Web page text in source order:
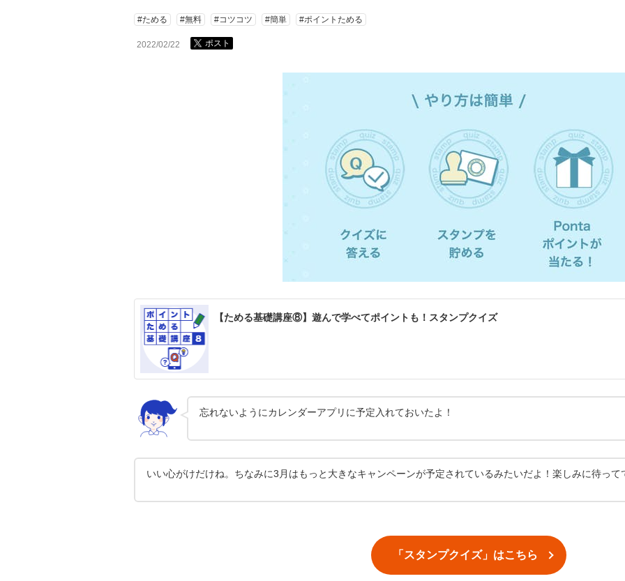
#ためる #無料 #コツコツ #簡単 #ポイントためる
2022/02/22 ポスト
【ためる基礎講座⑧】遊んで学べてポイントも！スタンプクイズ
忘れないようにカレンダーアプリに予定入れておいたよ！
いい心がけだけね。ちなみに3月はもっと大きなキャンペーンが予定されているみたいだよ！楽しみに待って
「スタンプクイズ」はこちら